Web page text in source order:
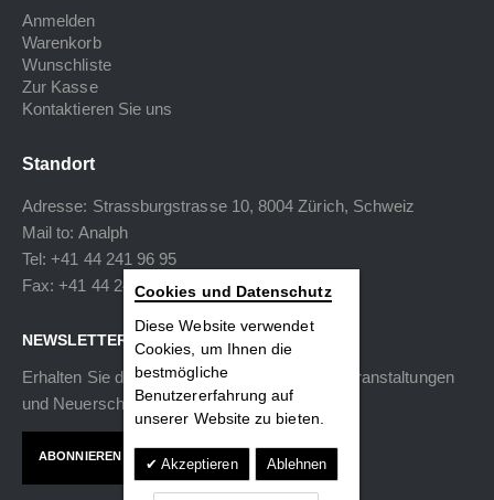
Anmelden
Warenkorb
Wunschliste
Zur Kasse
Kontaktieren Sie uns
Standort
Adresse: Strassburgstrasse 10, 8004 Zürich, Schweiz
Mail to: Analph
Tel: +41 44 241 96 95
Fax: +41 44 240 34 40
NEWSLETTER
Erhalten Sie die neuesten Informationen zu Veranstaltungen
und Neuerscheinungen.
ABONNIEREN
Cookies und Datenschutz
Diese Website verwendet
Cookies, um Ihnen die
bestmögliche
Benutzererfahrung auf
unserer Website zu bieten.
Akzeptieren Ablehnen